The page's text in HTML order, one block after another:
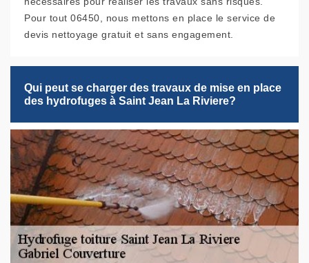
Pour tout 06450, nous mettons en place le service de
devis nettoyage gratuit et sans engagement.
Qui peut se charger des travaux de mise en place
des hydrofuges à Saint Jean La Riviere?